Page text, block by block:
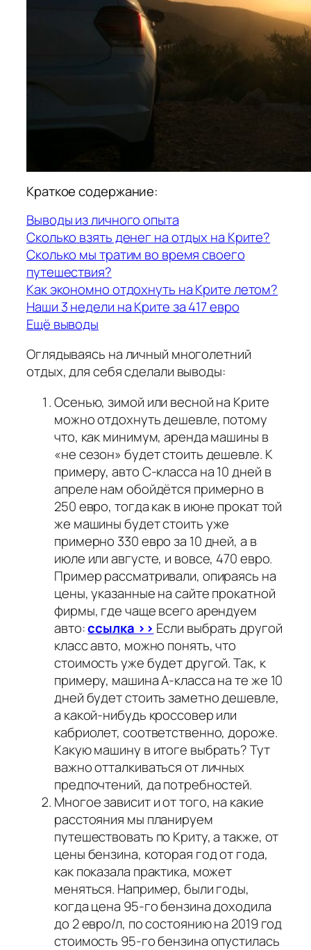
Краткое содержание:
Выводы из личного опыта
Сколько взять денег на отдых на Крите?
Сколько мы тратим во время своего
путешествия?
Как экономно отдохнуть на Крите летом?
Наши 3 недели на Крите за 417 евро
Ещё выводы
Оглядываясь на личный многолетний
отдых, для себя сделали выводы:
Осенью, зимой или весной на Крите
можно отдохнуть дешевле, потому
что, как минимум, аренда машины в
«не сезон» будет стоить дешевле. К
примеру, авто С-класса на 10 дней в
апреле нам обойдётся примерно в
250 евро, тогда как в июне прокат той
же машины будет стоить уже
примерно 330 евро за 10 дней, а в
июле или августе, и вовсе, 470 евро.
Пример рассматривали, опираясь на
цены, указанные на сайте прокатной
фирмы, где чаще всего арендуем
авто:ссылка >> Если выбрать другой
класс авто, можно понять, что
стоимость уже будет другой. Так, к
примеру, машина А-класса на те же 10
дней будет стоить заметно дешевле,
а какой-нибудь кроссовер или
кабриолет, соответственно, дороже.
Какую машину в итоге выбрать? Тут
важно отталкиваться от личных
предпочтений, да потребностей.
Многое зависит и от того, на какие
расстояния мы планируем
путешествовать по Криту, а также, от
цены бензина, которая год от года,
как показала практика, может
меняться. Например, были годы,
когда цена 95-го бензина доходила
до 2 евро/л, по состоянию на 2019 год
стоимость 95-го бензина опустилась